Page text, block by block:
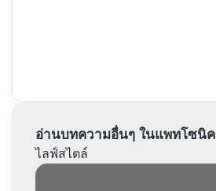
อ่านบทความอื่นๆ ในแพทโซนิค
ไลฟ์สไตล์